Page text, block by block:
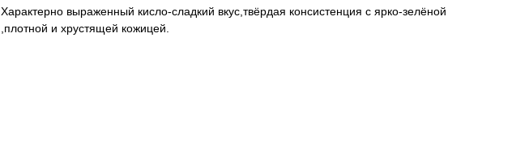
Характерно выраженный кисло-сладкий вкус,твёрдая консистенция с ярко-зелёной
,плотной и хрустящей кожицей.